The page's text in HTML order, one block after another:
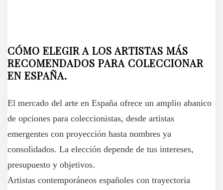
CÓMO ELEGIR A LOS ARTISTAS MÁS
RECOMENDADOS PARA COLECCIONAR
EN ESPAÑA.
El mercado del arte en España ofrece un amplio abanico
de opciones para coleccionistas, desde artistas
emergentes con proyección hasta nombres ya
consolidados. La elección depende de tus intereses,
presupuesto y objetivos.
Artistas contemporáneos españoles con trayectoria